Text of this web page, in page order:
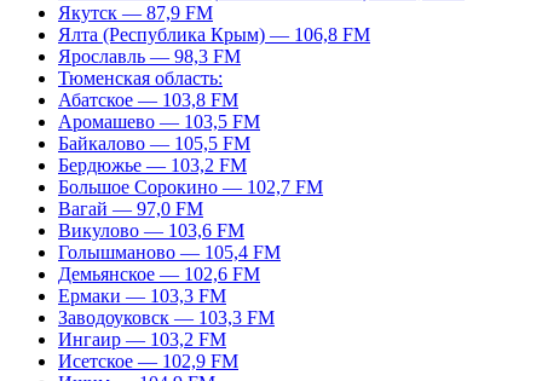
Якутск — 87,9 FM
Ялта (Республика Крым) — 106,8 FM
Ярославль — 98,3 FM
Тюменская область:
Абатское — 103,8 FM
Аромашево — 103,5 FM
Байкалово — 105,5 FM
Бердюжье — 103,2 FM
Большое Сорокино — 102,7 FM
Вагай — 97,0 FM
Викулово — 103,6 FM
Голышманово — 105,4 FM
Демьянское — 102,6 FM
Ермаки — 103,3 FM
Заводоуковск — 103,3 FM
Ингаир — 103,2 FM
Исетское — 102,9 FM